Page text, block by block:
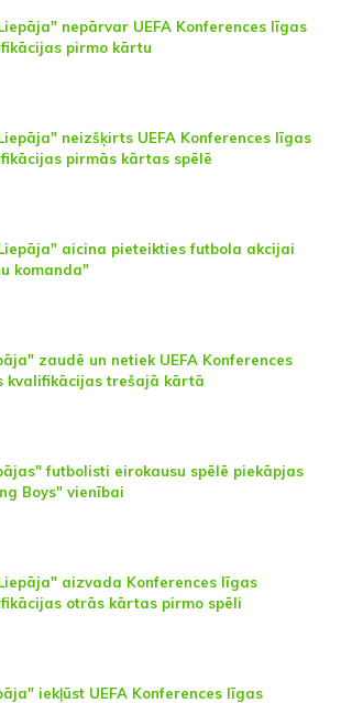
nepārvar UEFA Konferences līgas
pirmo kārtu
neizšķirts UEFA Konferences līgas
pirmās kārtas spēlē
aicina pieteikties futbola akcijai
komanda"
zaudē un netiek UEFA Konferences
kvalifikācijas trešajā kārtā
futbolisti eirokausu spēlē piekāpjas
Boys" vienībai
aizvada Konferences līgas
otrās kārtas pirmo spēli
iekļūst UEFA Konferences līgas